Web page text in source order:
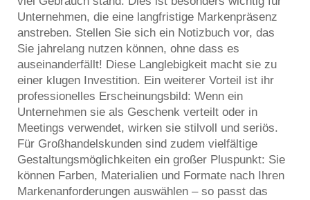
Unternehmen, die eine langfristige Markenpräsenz
anstreben. Stellen Sie sich ein Notizbuch vor, das
Sie jahrelang nutzen können, ohne dass es
auseinanderfällt! Diese Langlebigkeit macht sie zu
einer klugen Investition. Ein weiterer Vorteil ist ihr
professionelles Erscheinungsbild: Wenn ein
Unternehmen sie als Geschenk verteilt oder in
Meetings verwendet, wirken sie stilvoll und seriös.
Für Großhandelskunden sind zudem vielfältige
Gestaltungsmöglichkeiten ein großer Pluspunkt: Sie
können Farben, Materialien und Formate nach Ihren
Markenanforderungen auswählen – so passt das